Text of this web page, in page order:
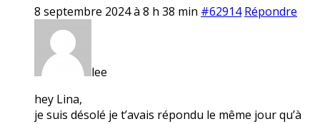
8 septembre 2024 à 8 h 38 min #62914 Répondre
lee
hey Lina,
je suis désolé je t’avais répondu le même jour qu’à